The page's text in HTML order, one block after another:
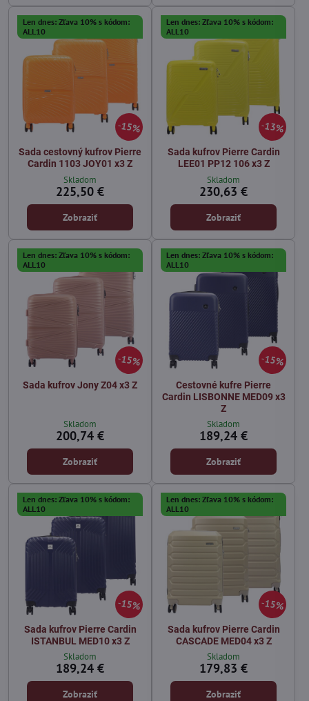
15%
Len dnes: Zľava 10% s kódom:
ALL10
Sada cestovný kufrov Pierre
Cardin 1103 JOY01 x3 Z
Skladom
225,50 €
Zobraziť
13%
Len dnes: Zľava 10% s kódom:
ALL10
Sada kufrov Pierre Cardin
LEE01 PP12 106 x3 Z
Skladom
230,63 €
Zobraziť
15%
Len dnes: Zľava 10% s kódom:
ALL10
Sada kufrov Jony Z04 x3 Z
Skladom
200,74 €
Zobraziť
15%
Len dnes: Zľava 10% s kódom:
ALL10
Cestovné kufre Pierre
Cardin LISBONNE MED09 x3
Z
Skladom
189,24 €
Zobraziť
15%
Len dnes: Zľava 10% s kódom:
ALL10
Sada kufrov Pierre Cardin
ISTANBUL MED10 x3 Z
Skladom
189,24 €
Zobraziť
15%
Len dnes: Zľava 10% s kódom:
ALL10
Sada kufrov Pierre Cardin
CASCADE MED04 x3 Z
Skladom
179,83 €
Zobraziť